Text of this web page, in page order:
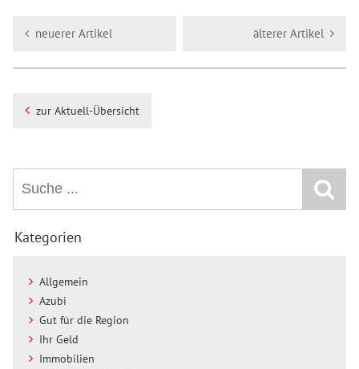
neuerer Artikel älterer Artikel
zur Aktuell-Übersicht
Kategorien
Allgemein
Azubi
Gut für die Region
Ihr Geld
Immobilien